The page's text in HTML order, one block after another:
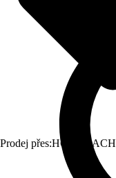
Prodej přes:HORNBACH